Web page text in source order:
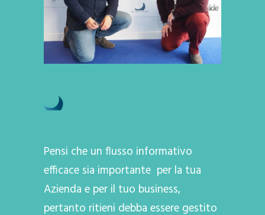
Pensi che un flusso informativo
efficace sia importante per la tua
Azienda e per il tuo business,
pertanto ritieni debba essere gestito